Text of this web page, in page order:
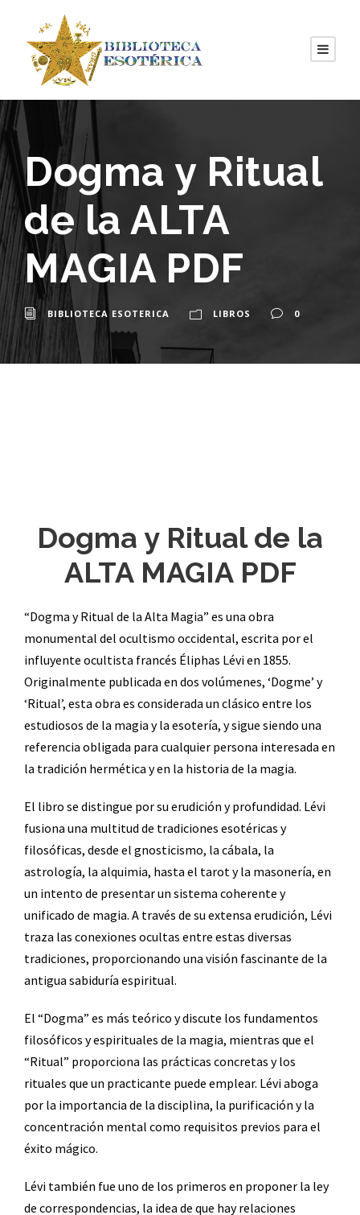
Dogma y Ritual
de la ALTA
MAGIA PDF
BIBLIOTECA ESOTERICA LIBROS 0
Dogma y Ritual de la
ALTA MAGIA PDF
“Dogma y Ritual de la Alta Magia” es una obra
monumental del ocultismo occidental, escrita por el
influyente ocultista francés Éliphas Lévi en 1855.
Originalmente publicada en dos volúmenes, ‘Dogme’ y
‘Ritual’, esta obra es considerada un clásico entre los
estudiosos de la magia y la esotería, y sigue siendo una
referencia obligada para cualquier persona interesada en
la tradición hermética y en la historia de la magia.
El libro se distingue por su erudición y profundidad. Lévi
fusiona una multitud de tradiciones esotéricas y
filosóficas, desde el gnosticismo, la cábala, la
astrología, la alquimia, hasta el tarot y la masonería, en
un intento de presentar un sistema coherente y
unificado de magia. A través de su extensa erudición, Lévi
traza las conexiones ocultas entre estas diversas
tradiciones, proporcionando una visión fascinante de la
antigua sabiduría espiritual.
El “Dogma” es más teórico y discute los fundamentos
filosóficos y espirituales de la magia, mientras que el
“Ritual” proporciona las prácticas concretas y los
rituales que un practicante puede emplear. Lévi aboga
por la importancia de la disciplina, la purificación y la
concentración mental como requisitos previos para el
éxito mágico.
Lévi también fue uno de los primeros en proponer la ley
de correspondencias, la idea de que hay relaciones